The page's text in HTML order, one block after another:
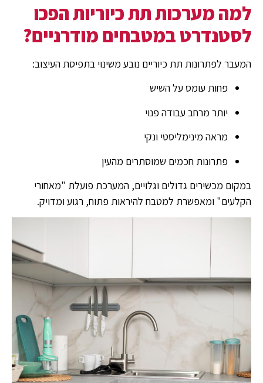
למה מערכות תת כיוריות הפכו
לסטנדרט במטבחים מודרניים?
המעבר לפתרונות תת כיוריים נובע משינוי בתפיסת העיצוב:
פחות עומס על השיש
יותר מרחב עבודה פנוי
מראה מינימליסטי ונקי
פתרונות חכמים שמוסתרים מהעין
במקום מכשירים גדולים וגלויים, המערכת פועלת "מאחורי
הקלעים" ומאפשרת למטבח להיראות פתוח, רגוע ומדויק.